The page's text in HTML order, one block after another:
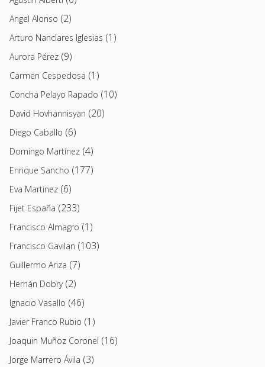
Angel Alonso (2)
Arturo Nanclares Iglesias (1)
Aurora Pérez (9)
Carmen Cespedosa (1)
Concha Pelayo Rapado (10)
David Hovhannisyan (20)
Diego Caballo (6)
Domingo Martínez (4)
Enrique Sancho (177)
Eva Martinez (6)
Fijet España (233)
Francisco Almagro (1)
Francisco Gavilan (103)
Guillermo Ariza (7)
Hernán Dobry(2)
Ignacio Vasallo (46)
Javier Franco Rubio (1)
Joaquin Muñoz Coronel (16)
Jorge Marrero Ávila (3)